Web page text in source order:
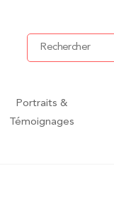
Portraits &
Témoignages